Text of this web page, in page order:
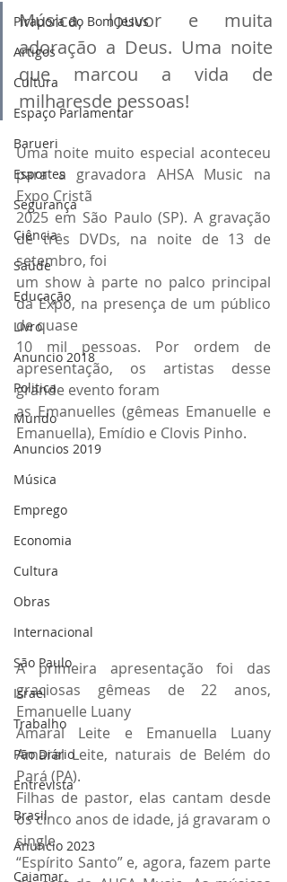
Pirapora do Bom Jesus
Artigos
Cultura
Espaço Parlamentar
Barueri
Esportes
Segurança
Ciência
Saúde
Educação
Livro
Anuncio 2018
Politica
Mundo
Anuncios 2019
Música
Emprego
Economia
Cultura
Obras
Internacional
São Paulo
Israel
Trabalho
Pão Diário
Entrevista
Brasil
Anuncio 2023
Cajamar
Música, louvor e muita
adoração a Deus. Uma noite
que marcou a vida de
milharesde pessoas!
Uma noite muito especial aconteceu
para a gravadora AHSA Music na
Expo Cristã
2025 em São Paulo (SP). A gravação
de três DVDs, na noite de 13 de
setembro, foi
um show à parte no palco principal
da Expo, na presença de um público
de quase
10 mil pessoas. Por ordem de
apresentação, os artistas desse
grande evento foram
as Emanuelles (gêmeas Emanuelle e
Emanuella), Emídio e Clovis Pinho.
A primeira apresentação foi das
graciosas gêmeas de 22 anos,
Emanuelle Luany
Amaral Leite e Emanuella Luany
Amaral Leite, naturais de Belém do
Pará (PA).
Filhas de pastor, elas cantam desde
os cinco anos de idade, já gravaram o
single
“Espírito Santo” e, agora, fazem parte